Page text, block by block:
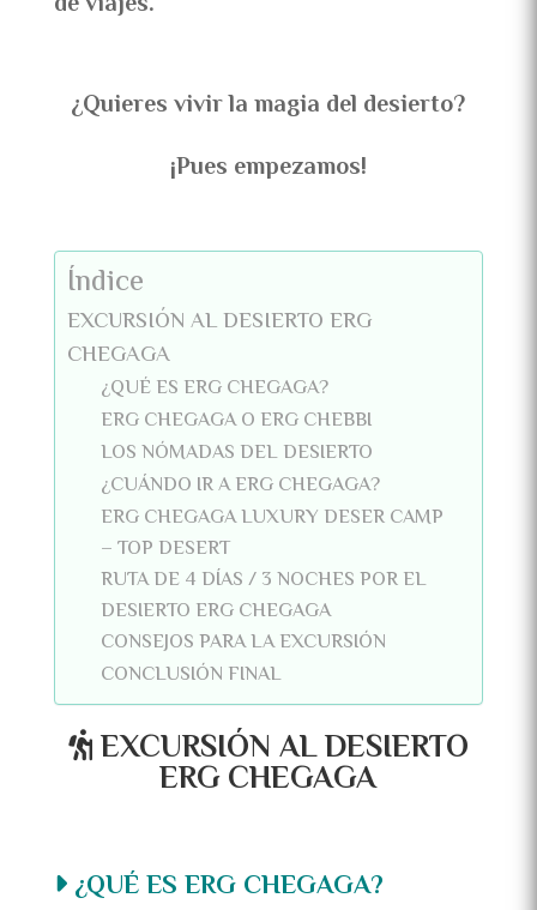
¿Quieres vivir la magia del desierto?
¡Pues empezamos!
Índice
EXCURSIÓN AL DESIERTO ERG
CHEGAGA
¿QUÉ ES ERG CHEGAGA?
ERG CHEGAGA O ERG CHEBBI
LOS NÓMADAS DEL DESIERTO
¿CUÁNDO IR A ERG CHEGAGA?
ERG CHEGAGA LUXURY DESER CAMP
– TOP DESERT
RUTA DE 4 DÍAS / 3 NOCHES POR EL
DESIERTO ERG CHEGAGA
CONSEJOS PARA LA EXCURSIÓN
CONCLUSIÓN FINAL
EXCURSIÓN AL DESIERTO
ERG CHEGAGA
¿QUÉ ES ERG CHEGAGA?